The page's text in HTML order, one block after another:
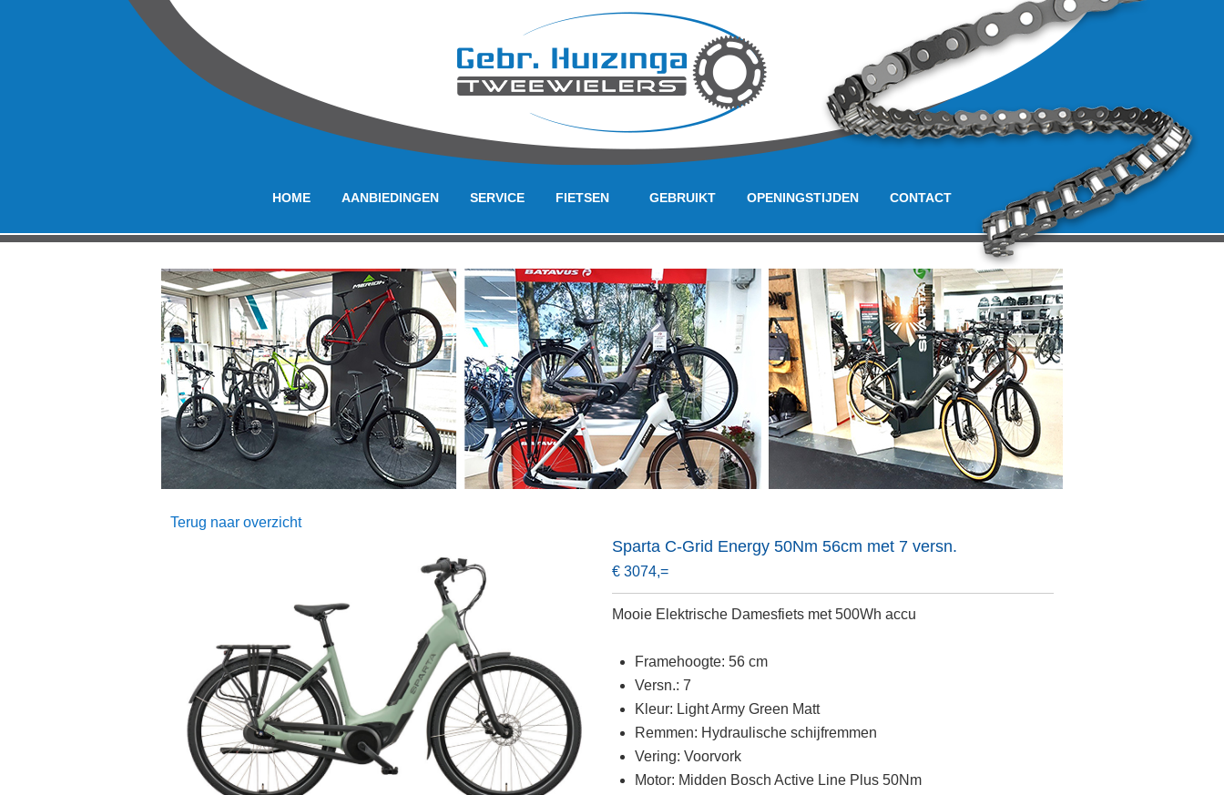
HOME AANBIEDINGEN SERVICE FIETSEN GEBRUIKT OPENINGSTIJDEN CONTACT
Terug naar overzicht
Sparta C-Grid Energy 50Nm 56cm met 7 versn.
€ 3074,=
Mooie Elektrische Damesfiets met 500Wh accu
Framehoogte: 56 cm
Versn.: 7
Kleur: Light Army Green Matt
Remmen: Hydraulische schijfremmen
Vering: Voorvork
Motor: Midden Bosch Active Line Plus 50Nm